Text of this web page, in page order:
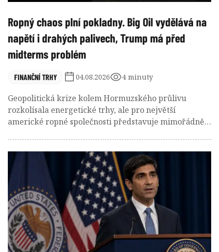
Ropný chaos plní pokladny. Big Oil vydělává na
napětí i drahých palivech, Trump má před
midterms problém
FINANČNÍ TRHY 04.08.2026 4 minuty
Geopolitická krize kolem Hormuzského průlivu
rozkolísala energetické trhy, ale pro největší
americké ropné společnosti představuje mimořádně
největších ropných firem na nejvyšší úrovně za
poslední roky.